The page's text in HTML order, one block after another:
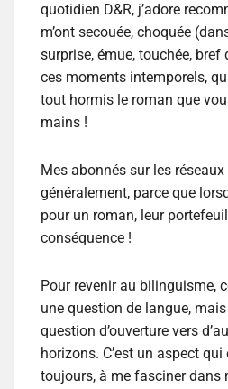
quotidien D&R, j’adore
m’ont secouée, choquée
surprise, émue, touchée,
ces moments intemporels,
tout hormis le roman que
mains !
Mes abonnés sur les
généralement, parce que
pour un roman, leur
conséquence !
Pour revenir au bilinguisme,
une question de langue,
question d’ouverture vers
horizons. C’est un aspect
toujours, à me fasciner dans